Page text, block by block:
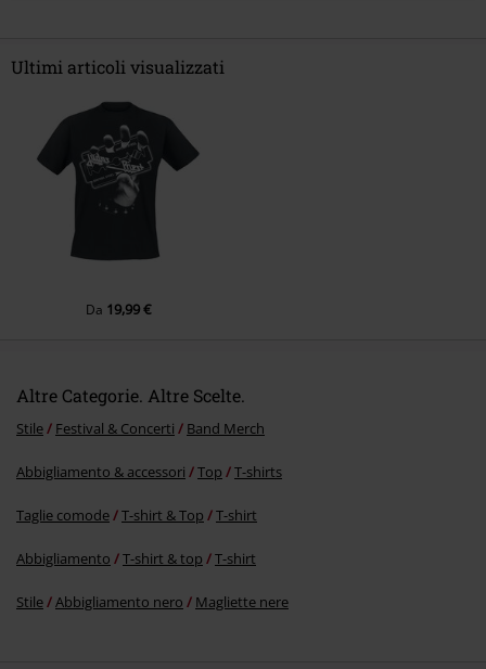
Invia un commento
Ultimi articoli visualizzati
Da 19,99 €
Altre Categorie. Altre Scelte.
Stile Festival & Concerti Band Merch
Abbigliamento & accessori Top T-shirts
Taglie comode T-shirt & Top T-shirt
Abbigliamento T-shirt & top T-shirt
Stile Abbigliamento nero Magliette nere